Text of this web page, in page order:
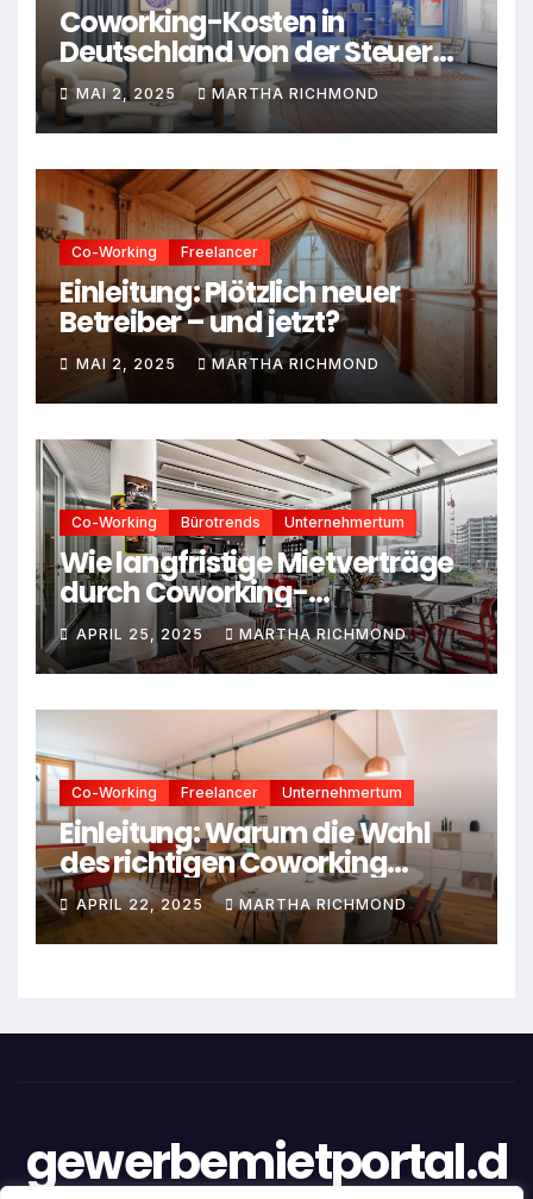
Coworking-Kosten in
Deutschland von der Steuer
absetzen: Dein Leitfaden für
2025
MAI 2, 2025 MARTHA RICHMOND
Co-Working Freelancer
Einleitung: Plötzlich neuer
Betreiber – und jetzt?
MAI 2, 2025 MARTHA RICHMOND
Co-Working Bürotrends Unternehmertum
Wie langfristige Mietverträge
durch Coworking-
Mitgliedschaften ersetzt
werden
APRIL 25, 2025 MARTHA RICHMOND
Co-Working Freelancer Unternehmertum
Einleitung: Warum die Wahl
des richtigen Coworking
Spaces entscheidend ist
APRIL 22, 2025 MARTHA RICHMOND
gewerbemietportal.d